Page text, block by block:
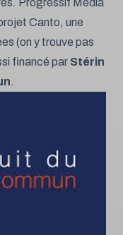
Canto, une
(on y trouve pas
financé par Stérin
.